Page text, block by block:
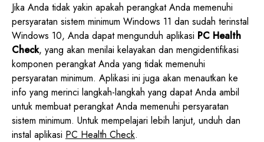
Jika Anda tidak yakin apakah perangkat Anda memenuhi
persyaratan sistem minimum Windows 11 dan sudah terinstal
Windows 10, Anda dapat mengunduh aplikasi PC Health
Check, yang akan menilai kelayakan dan mengidentifikasi
komponen perangkat Anda yang tidak memenuhi
persyaratan minimum. Aplikasi ini juga akan menautkan ke
info yang merinci langkah-langkah yang dapat Anda ambil
untuk membuat perangkat Anda memenuhi persyaratan
sistem minimum. Untuk mempelajari lebih lanjut, unduh dan
instal aplikasi PC Health Check.